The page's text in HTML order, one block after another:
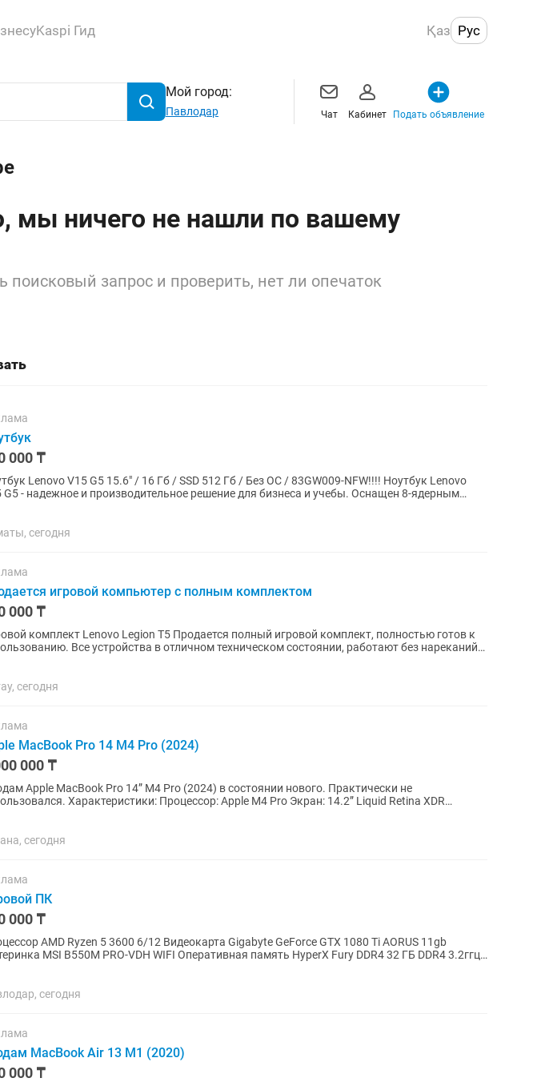
Kaspi Гид Қаз Рус
Мой город:
Павлодар Чат Кабинет Подать объявление
мы ничего не нашли по вашему
поисковый запрос и проверить, нет ли опечаток
000 ₸
Lenovo V15 G5 15.6" / 16 Гб / SSD 512 Гб / Без ОС / 83GW009-NFW!!!! Ноутбук Lenovo
G5 - надежное и производительное решение для бизнеса и учебы. Оснащен 8-ядерным
сегодня
игровой компьютер с полным комплектом
000 ₸
Lenovo Legion T5 Продается полный игровой комплект, полностью готов к
Все устройства в отличном техническом состоянии, работают без нареканий.
сегодня
MacBook Pro 14 M4 Pro (2024)
000 ₸
Apple MacBook Pro 14” M4 Pro (2024) в состоянии нового. Практически не
Процессор: Apple M4 Pro Экран: 14.2” Liquid Retina XDR
сегодня
ПК
000 ₸
AMD Ryzen 5 3600 6/12 Видеокарта Gigabyte GeForce GTX 1080 Ti AORUS 11gb
MSI B550M PRO-VDH WIFI Оперативная память HyperX Fury DDR4 32 ГБ DDR4 3.2ггц
сегодня
MacBook Air 13 M1 (2020)
000 ₸